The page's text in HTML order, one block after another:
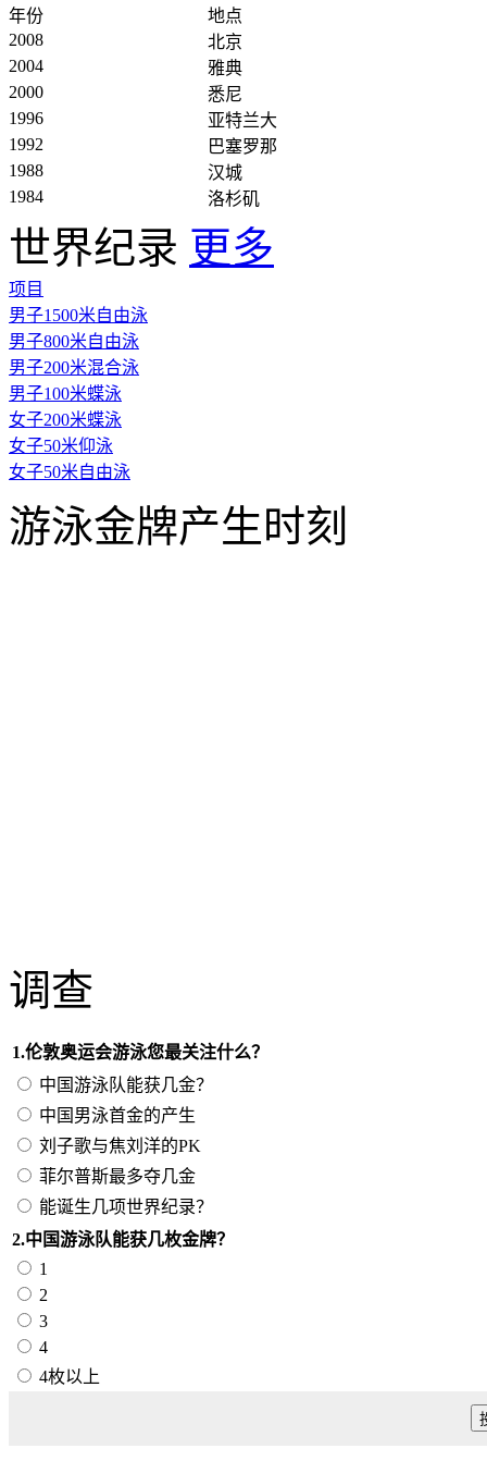
年份
地点
2008
北京
2004
雅典
2000
悉尼
1996
亚特兰大
1992
巴塞罗那
1988
汉城
1984
洛杉矶
世界纪录 更多
项目
男子1500米自由泳
男子800米自由泳
男子200米混合泳
男子100米蝶泳
女子200米蝶泳
女子50米仰泳
女子50米自由泳
游泳金牌产生时刻
调查
1.伦敦奥运会游泳您最关注什么？
中国游泳队能获几金？
中国男泳首金的产生
刘子歌与焦刘洋的PK
菲尔普斯最多夺几金
能诞生几项世界纪录？
2.中国游泳队能获几枚金牌？
1
2
3
4
4枚以上